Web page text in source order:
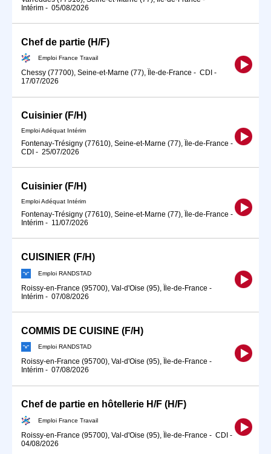
Intérim - 05/08/2026
Chef de partie (H/F)
Emploi France Travail
Chessy (77700), Seine-et-Marne (77), Île-de-France - CDI -
17/07/2026
Cuisinier (F/H)
Emploi Adéquat Intérim
Fontenay-Trésigny (77610), Seine-et-Marne (77), Île-de-France -
CDI - 25/07/2026
Cuisinier (F/H)
Emploi Adéquat Intérim
Fontenay-Trésigny (77610), Seine-et-Marne (77), Île-de-France -
Intérim - 11/07/2026
CUISINIER (F/H)
Emploi RANDSTAD
Roissy-en-France (95700), Val-d'Oise (95), Île-de-France -
Intérim - 07/08/2026
COMMIS DE CUISINE (F/H)
Emploi RANDSTAD
Roissy-en-France (95700), Val-d'Oise (95), Île-de-France -
Intérim - 07/08/2026
Chef de partie en hôtellerie H/F (H/F)
Emploi France Travail
Roissy-en-France (95700), Val-d'Oise (95), Île-de-France - CDI -
04/08/2026